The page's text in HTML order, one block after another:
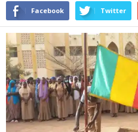
Facebook Twitter